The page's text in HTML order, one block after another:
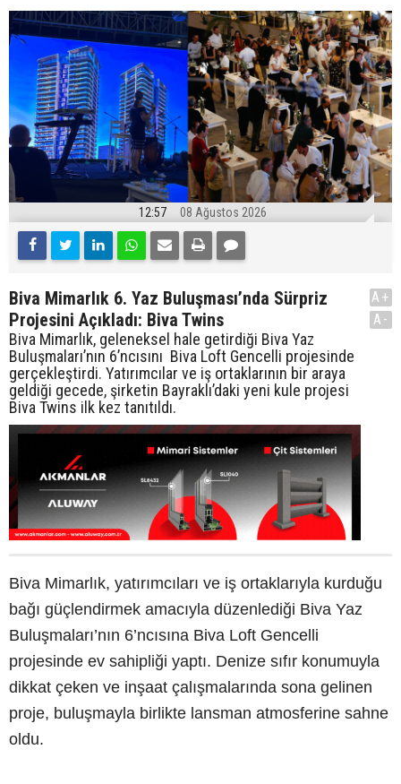
12:57 08 Ağustos 2026
Biva Mimarlık 6. Yaz Buluşması’nda Sürpriz
Projesini Açıkladı: Biva Twins
Biva Mimarlık, geleneksel hale getirdiği Biva Yaz
Buluşmaları’nın 6’ncısını Biva Loft Gencelli projesinde
gerçekleştirdi. Yatırımcılar ve iş ortaklarının bir araya
geldiği gecede, şirketin Bayraklı’daki yeni kule projesi
Biva Twins ilk kez tanıtıldı.
A+
A-
Biva Mimarlık, yatırımcıları ve iş ortaklarıyla kurduğu
bağı güçlendirmek amacıyla düzenlediği Biva Yaz
Buluşmaları’nın 6’ncısına Biva Loft Gencelli
projesinde ev sahipliği yaptı. Denize sıfır konumuyla
dikkat çeken ve inşaat çalışmalarında sona gelinen
proje, buluşmayla birlikte lansman atmosferine sahne
oldu.